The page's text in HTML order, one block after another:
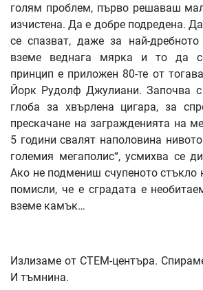
голям проблем, първо решаваш
изчистена. Да е добре подредена.
се спазват, даже за най-
вземе веднага мярка и то да
принцип е приложен 80-те от
Йорк Рудолф Джулиани. Започва
глоба за хвърлена цигара, за
прескачане на загражденията на
5 години свалят наполовина
големия мегаполис“, усмихва се
Ако не подмениш счупеното стъкло
помисли, че е сградата е
вземе камък…
Излизаме от СТЕМ-центъра.
И тъмнина.